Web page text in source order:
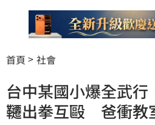
首頁 社會
台中某國小爆全武
韆出拳互毆 爸衝教